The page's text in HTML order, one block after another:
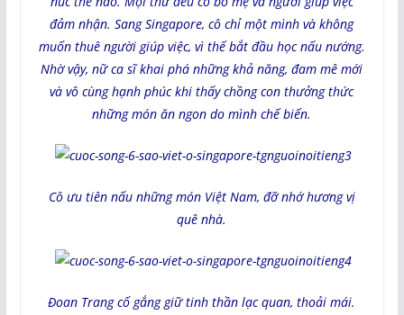
đảm nhận. Sang Singapore, cô chỉ một mình và không
muốn thuê người giúp việc, vì thế bắt đầu học nấu nướng.
Nhờ vậy, nữ ca sĩ khai phá những khả năng, đam mê mới
và vô cùng hạnh phúc khi thấy chồng con thưởng thức
những món ăn ngon do mình chế biến.
Cô ưu tiên nấu những món Việt Nam, đỡ nhớ hương vị
quê nhà.
Đoan Trang cố gắng giữ tinh thần lạc quan, thoải mái.